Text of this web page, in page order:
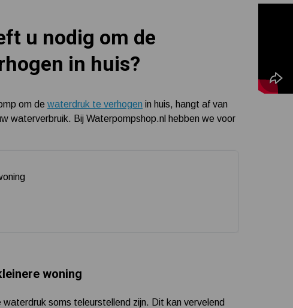
u nodig om de
in huis?
om de waterdruk te verhogen in huis, hangt af van
waterverbruik. Bij Waterpompshop.nl hebben we voor
woning
waterdruk soms teleurstellend zijn. Dit kan vervelend